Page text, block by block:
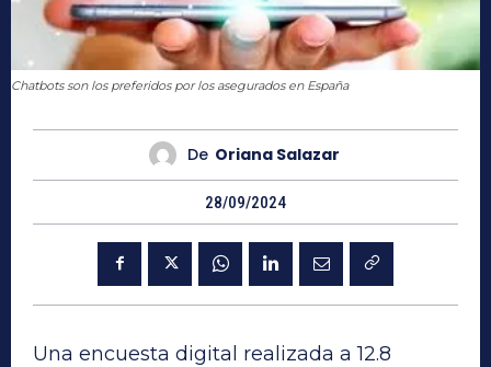
Chatbots son los preferidos por los asegurados en España
De Oriana Salazar
28/09/2024
Una encuesta digital realizada a 12.8